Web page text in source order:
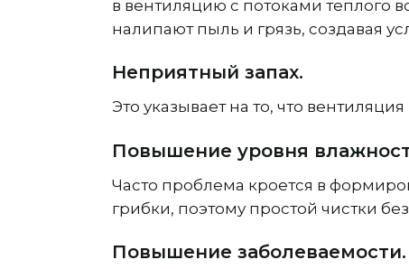
в вентиляцию с потоками теплого
налипают пыль и грязь, создавая
Неприятный запах.
Это указывает на то, что
Повышение уровня
Часто проблема кроется в
грибки, поэтому простой чистки
Повышение заболеваемости.